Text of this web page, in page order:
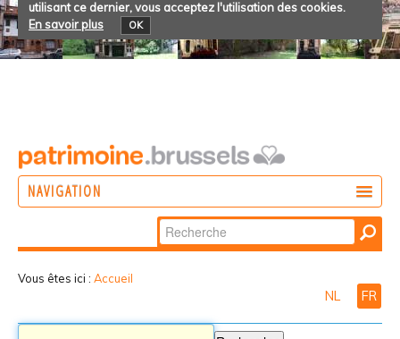
utilisant ce dernier, vous acceptez l'utilisation des cookies.
En savoir plus
OK
NAVIGATION
Chercher par
Recherche
Vous êtes ici : Accueil
NL FR